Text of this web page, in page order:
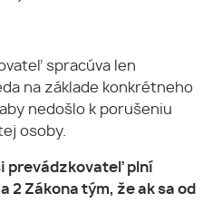
spracúva len
na základe konkrétneho
nedošlo k porušeniu
osoby.
prevádzkovateľ plní
2 Zákona tým, že ak sa od